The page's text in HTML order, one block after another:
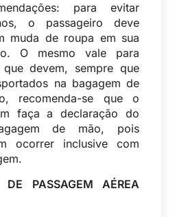
para evitar
o passageiro deve
muda de roupa em sua
O mesmo vale para
devem, sempre que
na bagagem de
recomenda-se que o
faça a declaração do
de mão, pois
ocorrer inclusive com
DE PASSAGEM AÉREA